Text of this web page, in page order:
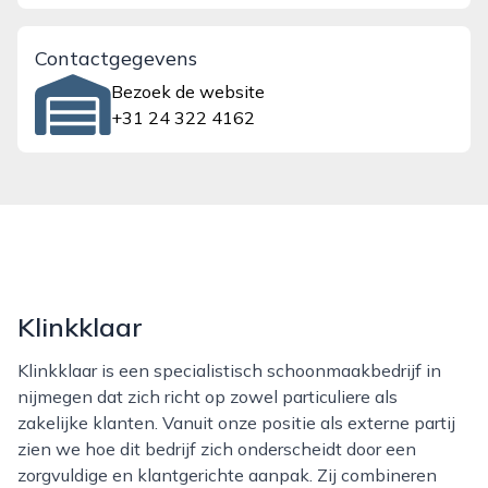
Contactgegevens
Bezoek de website
+31 24 322 4162
Klinkklaar
Klinkklaar is een specialistisch schoonmaakbedrijf in
nijmegen dat zich richt op zowel particuliere als
zakelijke klanten. Vanuit onze positie als externe partij
zien we hoe dit bedrijf zich onderscheidt door een
zorgvuldige en klantgerichte aanpak. Zij combineren